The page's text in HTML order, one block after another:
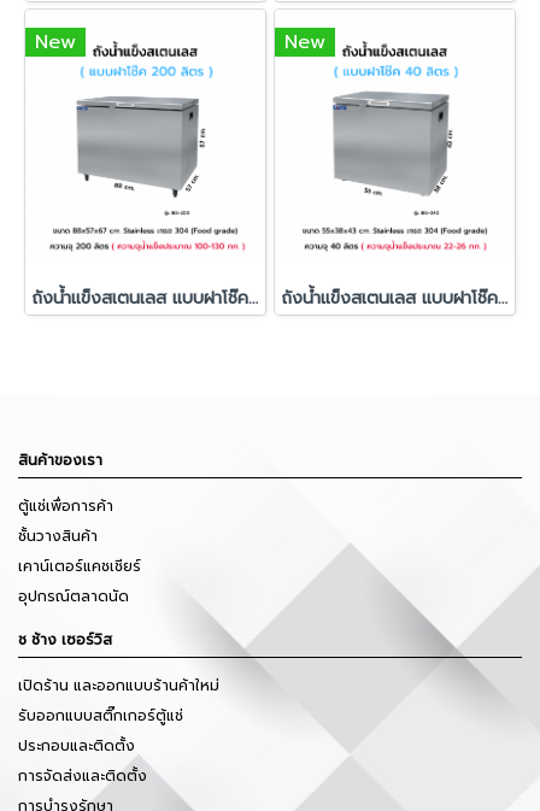
New
ถังน้ำแข็งสเตนเลส แบบฝาโช๊ค รุ่น IBS-200
New
ถังน้ำแข็งสเตนเลส แบบฝาโช๊ค รุ่น IBS-040
สินค้าของเรา
ตู้แช่เพื่อการค้า
ชั้นวางสินค้า
เคาน์เตอร์แคชเชียร์
อุปกรณ์ตลาดนัด
ช ช้าง เซอร์วิส
เปิดร้าน และออกแบบร้านค้าใหม่
รับออกแบบสติ๊กเกอร์ตู้แช่
ประกอบและติดตั้ง
การจัดส่งและติดตั้ง
การบำรุงรักษา